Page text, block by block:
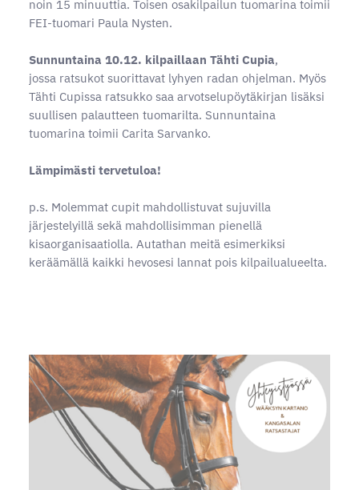
noin 15 minuuttia. Toisen osakilpailun tuomarina toimii
FEI-tuomari Paula Nysten.
Sunnuntaina 10.12. kilpaillaan Tähti Cupia,
jossa ratsukot suorittavat lyhyen radan ohjelman. Myös
Tähti Cupissa ratsukko saa arvotselupöytäkirjan lisäksi
suullisen palautteen tuomarilta. Sunnuntaina
tuomarina toimii Carita Sarvanko.
Lämpimästi tervetuloa!
p.s. Molemmat cupit mahdollistuvat sujuvilla
järjestelyillä sekä mahdollisimman pienellä
kisaorganisaatiolla. Autathan meitä esimerkiksi
keräämällä kaikki hevosesi lannat pois kilpailualueelta.